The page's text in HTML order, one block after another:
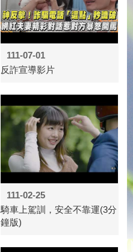
111-07-01
反詐宣導影片
111-02-25
騎車上駕訓，安全不靠運(3分
鐘版)